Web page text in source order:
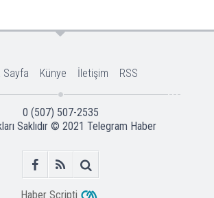
Sayfa Künye İletişim RSS
0 (507) 507-2535
Saklıdır © 2021 Telegram Haber
Haber Scripti